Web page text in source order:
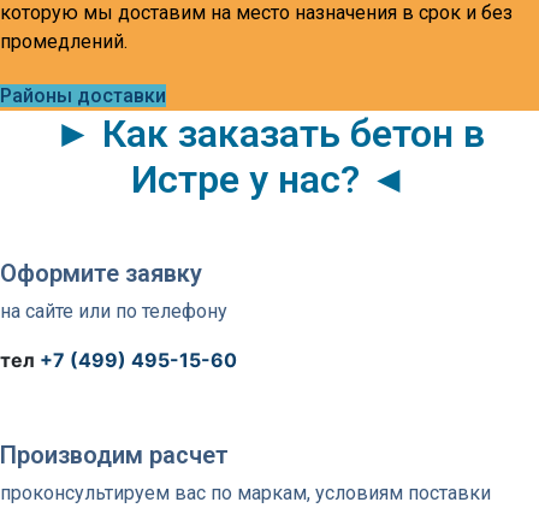
которую мы доставим на место назначения в срок и без
промедлений.
Районы доставки
► Как заказать бетон в
Истре у нас? ◄
Оформите заявку
на сайте или по телефону
тел +7 (499) 495-15-60
Производим расчет
проконсультируем вас по маркам, условиям поставки